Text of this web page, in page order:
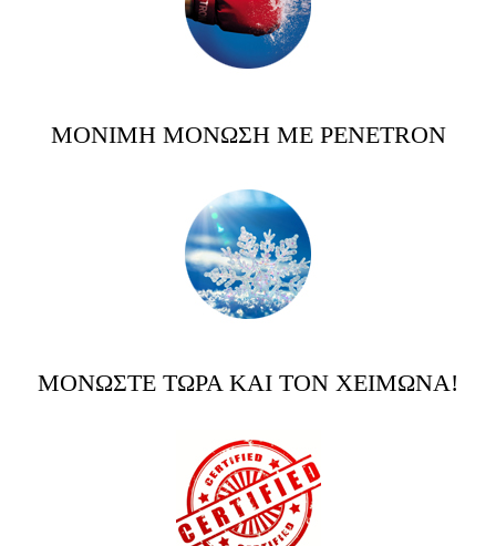
ΜΟΝΙΜΗ ΜΟΝΩΣΗ ΜΕ PENETRON
ΜΟΝΩΣΤΕ ΤΩΡΑ ΚΑΙ ΤΟΝ ΧΕΙΜΩΝΑ!